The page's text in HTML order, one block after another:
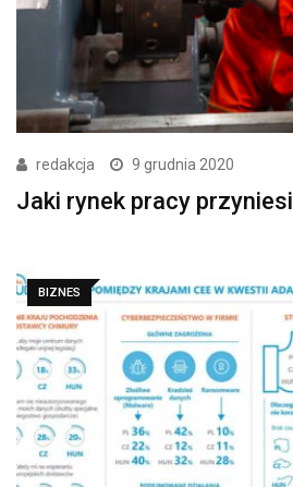
redakcja 9 grudnia 2020
Jaki rynek pracy
BIZNES